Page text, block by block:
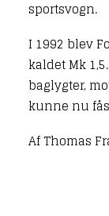
sportsvogn.
I 1992 blev
kaldet Mk
baglygter,
kunne nu
Af Thomas